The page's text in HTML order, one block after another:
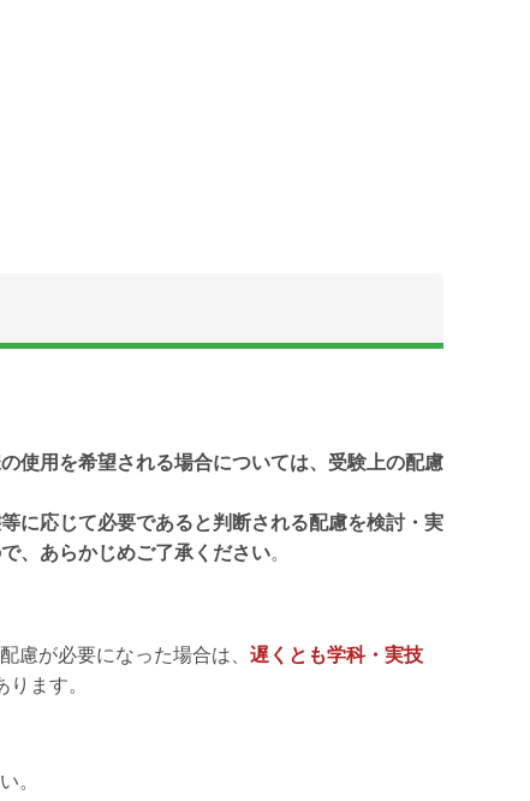
使用を希望される場合については、受験上の配慮
に応じて必要であると判断される配慮を検討・実
、あらかじめご了承ください。
慮が必要になった場合は、 遅くとも学科・実技
ます。
。